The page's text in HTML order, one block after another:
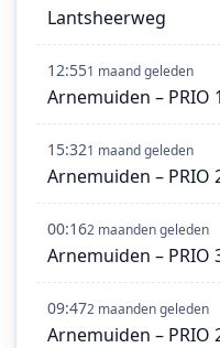
Lantsheerweg
12:551 maand geleden
Arnemuiden – PRIO
15:321 maand geleden
Arnemuiden –
00:162 maanden geleden
Arnemuiden – PRIO
09:472 maanden geleden
Arnemuiden – PRIO